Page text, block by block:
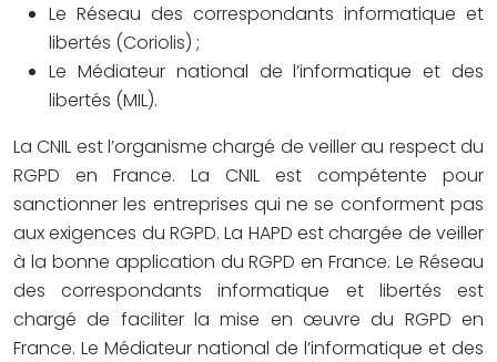
Le Réseau des correspondants informatique et
libertés (Coriolis) ;
Le Médiateur national de l’informatique et des
libertés (MIL).
La CNIL est l’organisme chargé de veiller au respect du
RGPD en France. La CNIL est compétente pour
sanctionner les entreprises qui ne se conforment pas
aux exigences du RGPD. La HAPD est chargée de veiller
à la bonne application du RGPD en France. Le Réseau
des correspondants informatique et libertés est
chargé de faciliter la mise en œuvre du RGPD en
France. Le Médiateur national de l’informatique et des